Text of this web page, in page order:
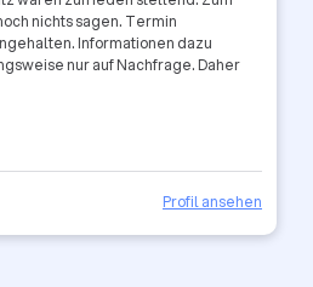
nichts sagen. Termin
Informationen dazu
nur auf Nachfrage. Daher
Profil ansehen